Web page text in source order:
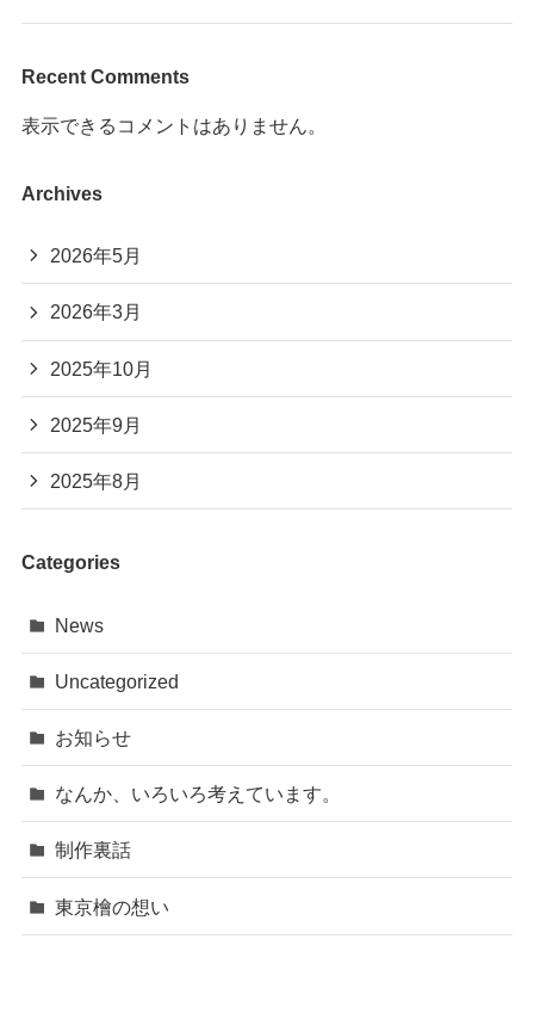
Recent Comments
表示できるコメントはありません。
Archives
2026年5月
2026年3月
2025年10月
2025年9月
2025年8月
Categories
News
Uncategorized
お知らせ
なんか、いろいろ考えています。
制作裏話
東京檜の想い